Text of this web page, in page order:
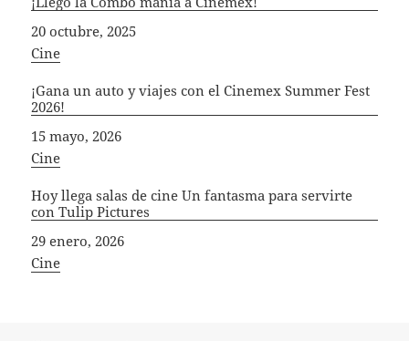
Fecha
20 octubre, 2025
In relation to
Cine
¡Gana un auto y viajes con el Cinemex Summer Fest
2026!
Fecha
15 mayo, 2026
In relation to
Cine
Hoy llega salas de cine Un fantasma para servirte
con Tulip Pictures
Fecha
29 enero, 2026
In relation to
Cine